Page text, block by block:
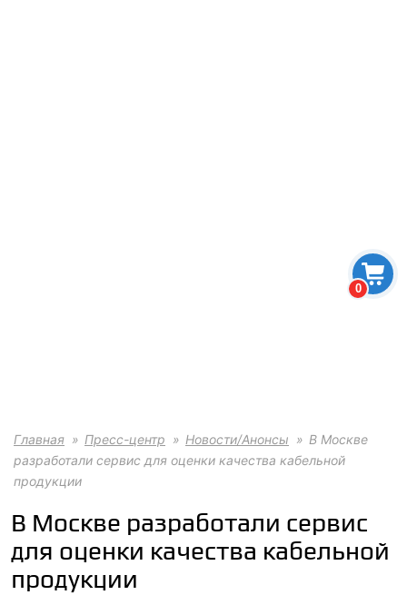
0
Главная Пресс-центр Новости/Анонсы
В Москве
разработали сервис для оценки качества кабельной
продукции
В Москве разработали сервис
для оценки качества кабельной
продукции